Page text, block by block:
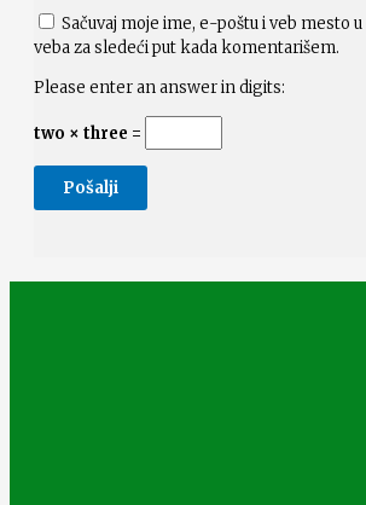
Sačuvaj moje ime, e-poštu i veb mesto
veba za sledeći put kada komentarišem.
Please enter an answer in digits:
two × three =